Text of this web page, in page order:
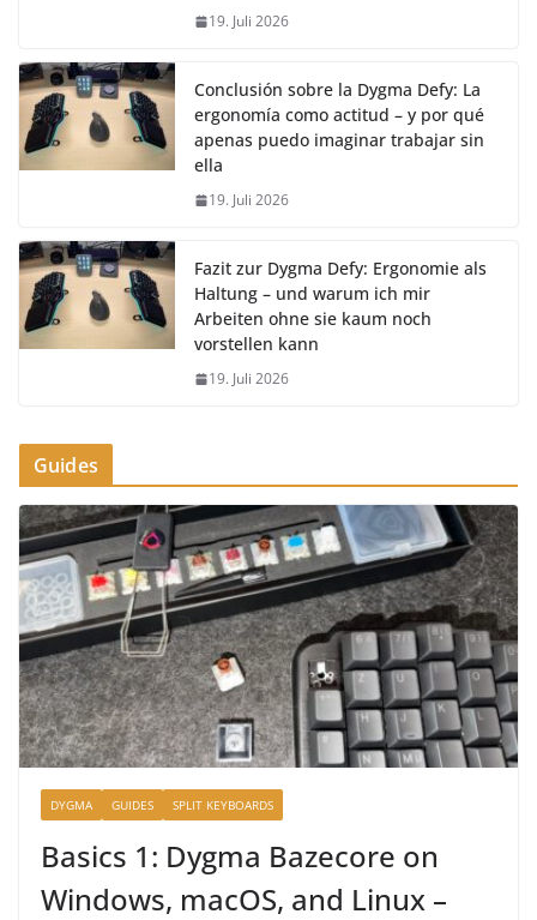
19. Juli 2026
Conclusión sobre la Dygma Defy: La
ergonomía como actitud – y por qué
apenas puedo imaginar trabajar sin
ella
19. Juli 2026
Fazit zur Dygma Defy: Ergonomie als
Haltung – und warum ich mir
Arbeiten ohne sie kaum noch
vorstellen kann
19. Juli 2026
Guides
DYGMA GUIDES SPLIT KEYBOARDS
Basics 1: Dygma Bazecore on
Windows, macOS, and Linux –